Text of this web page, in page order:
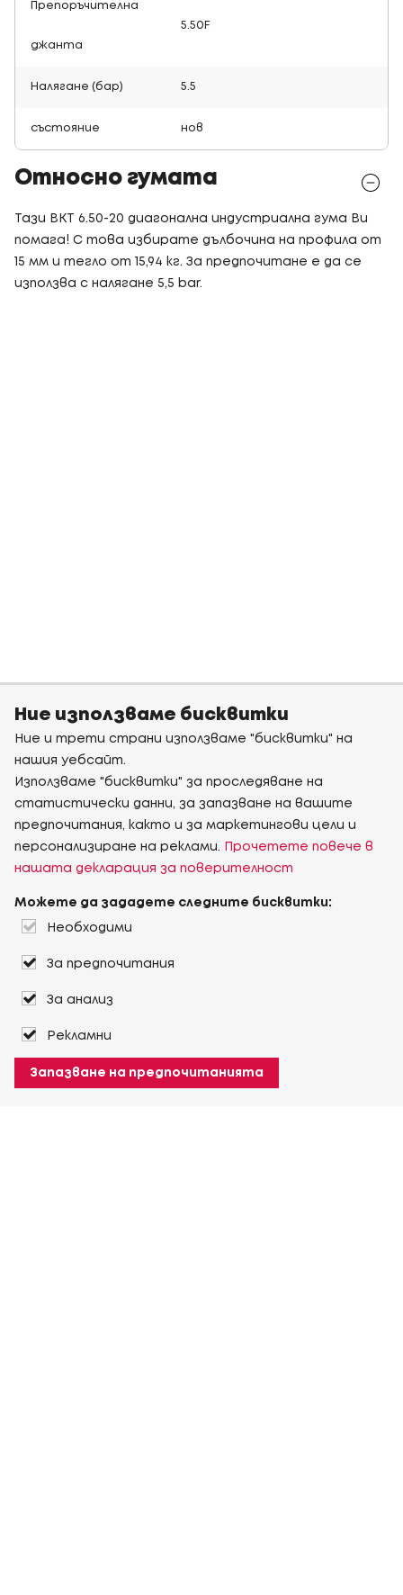
Препоръчителна
джанта
5.50F
Налягане (бар) 5.5
състояние нов
Относно гумата
Тази BKT 6.50-20 диагонална индустриална гума Ви
помага! С това избирате дълбочина на профила от
15 мм и тегло от 15,94 кг. За предпочитане е да се
използва с налягане 5,5 bar.
Ние използваме бисквитки
Ние и трети страни използваме "бисквитки" на
нашия уебсайт.
Използваме "бисквитки" за проследяване на
статистически данни, за запазване на вашите
предпочитания, както и за маркетингови цели и
персонализиране на реклами.
Прочетете повече в
нашата декларация за поверителност
Можете да зададете следните бисквитки:
Необходими
За предпочитания
За анализ
Рекламни
Запазване на предпочитанията